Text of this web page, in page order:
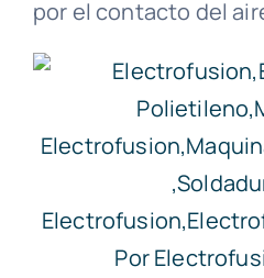
por el contacto del